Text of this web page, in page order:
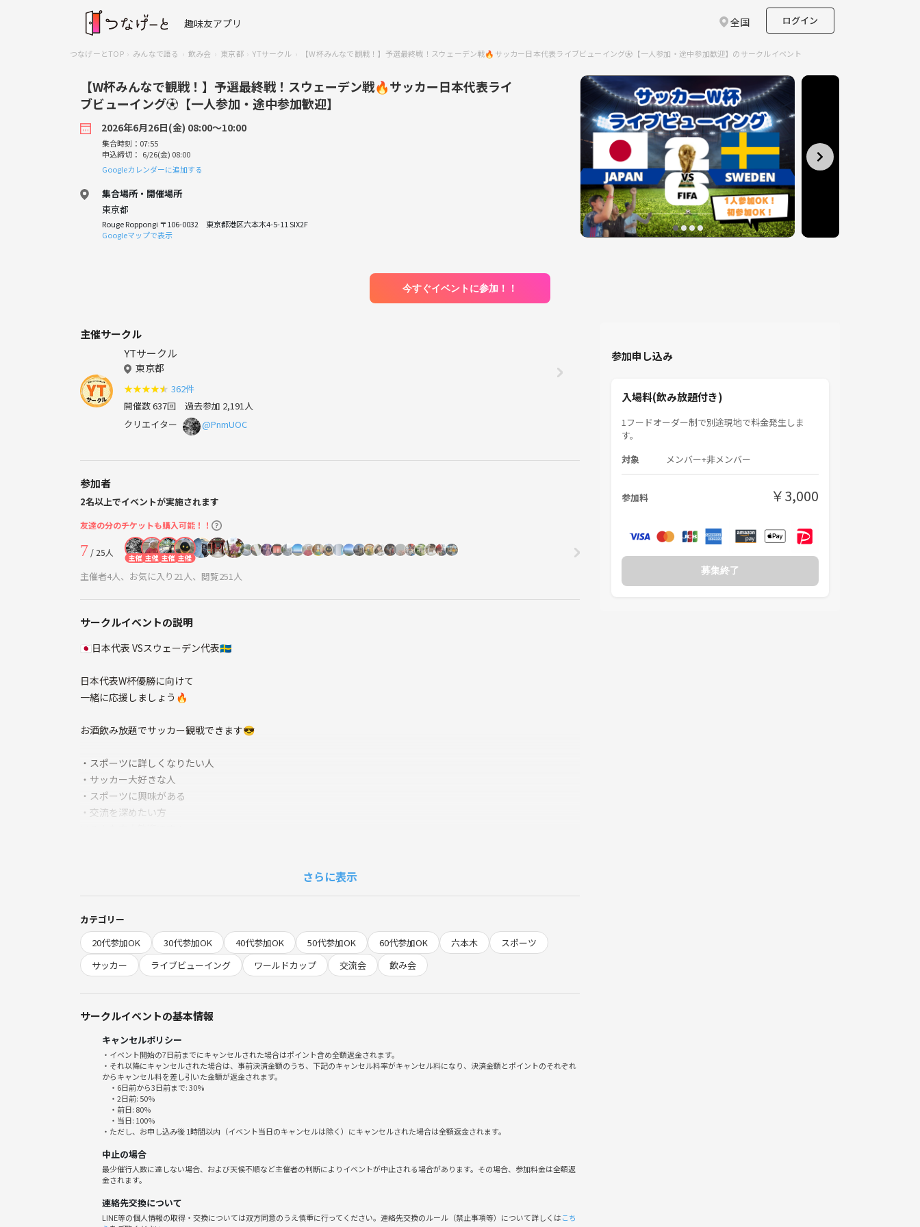
趣味友アプリ 全国 ログイン
つなげーとTOP みんなで語る 飲み会 東京都 YTサークル 【W杯みんなで観戦！】予選最終戦！スウェーデン戦🔥サッカー日本代表ライブビューイング⚽️【一人参加・途中参加歓迎】のサークルイベント
【W杯みんなで観戦！】予選最終戦！スウェーデン戦🔥サッカー日本代表ライ
ブビューイング⚽️【一人参加・途中参加歓迎】
2026年6月26日(金) 08:00〜10:00
集合時刻：07:55
申込締切： 6/26(金) 08:00
Googleカレンダーに追加する
集合場所・開催場所
東京都
Rouge Roppongi 〒106-0032 東京都港区六本木4-5-11 SIX2F
Googleマップで表示
今すぐイベントに参加！！
主催サークル
YTサークル
東京都
★★★★★ 362件
開催数 637回 過去参加 2,191人
クリエイター
@PnmUOC
参加者
2名以上でイベントが実施されます
友達の分のチケットも購入可能！！
7/ 25人 主催 主催 主催 主催
主催者4人、お気に入り21人、閲覧251人
サークルイベントの説明
🇯🇵日本代表 VSスウェーデン代表🇸🇪
日本代表W杯優勝に向けて
一緒に応援しましょう🔥
お酒飲み放題でサッカー観戦できます😎
・スポーツに詳しくなりたい人
・サッカー大好きな人
・スポーツに興味がある
・交流を深めたい方
サッカーが分からない方でも楽しめるように工夫しました！
みんなで観戦をして盛り上がりましょう！
六本木で人気のイタリアンバルで開催！
料理もお酒も本格的です！
おつまみからパスタ、スイーツまで幅広くラインナップ！
■スケジュール(予定)
7:30 オープン、受付開始
※スケジュールは仮です。
公式に発表されたら更新します。
※試合終了まで営業します！
※途中入退室可！
■参加費
※1フードオーダー制です。フードは別途料金が発生します。
※試合終了後、ドリンクラストオーダーとなります。
■会場
Rouge Roppongi
さらに表示
カテゴリー
20代参加OK
30代参加OK 40代参加OK 50代参加OK 60代参加OK 六本木
スポーツ
サッカー
ライブビューイング ワールドカップ 交流会 飲み会
サークルイベントの基本情報
キャンセルポリシー
・イベント開始の7日前までにキャンセルされた場合はポイント含め全額返金されます。
・それ以降にキャンセルされた場合は、事前決済金額のうち、下記のキャンセル料率がキャンセル料になり、決済金額とポイントのそれぞれ
からキャンセル料を差し引いた金額が返金されます。
・6日前から3日前まで: 30%
・2日前: 50%
・前日: 80%
・当日: 100%
・ただし、お申し込み後 1時間以内（イベント当日のキャンセルは除く）にキャンセルされた場合は全額返金されます。
中止の場合
最少催行人数に達しない場合、および天候不順など主催者の判断によりイベントが中止される場合があります。その場合、参加料金は全額返
金されます。
連絡先交換について
LINE等の個人情報の取得・交換については双方同意のうえ慎重に行ってください。連絡先交換のルール（禁止事項等）について詳しくはこち
参加申し込み
入場料(飲み放題付き)
1フードオーダー制で別途現地で料金発生しま
す。
対象 メンバー+非メンバー
参加料 ￥3,000
募集終了